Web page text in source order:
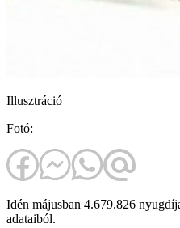
Illusztráció
Fotó:
Idén májusban 4.679.826
adataiból.